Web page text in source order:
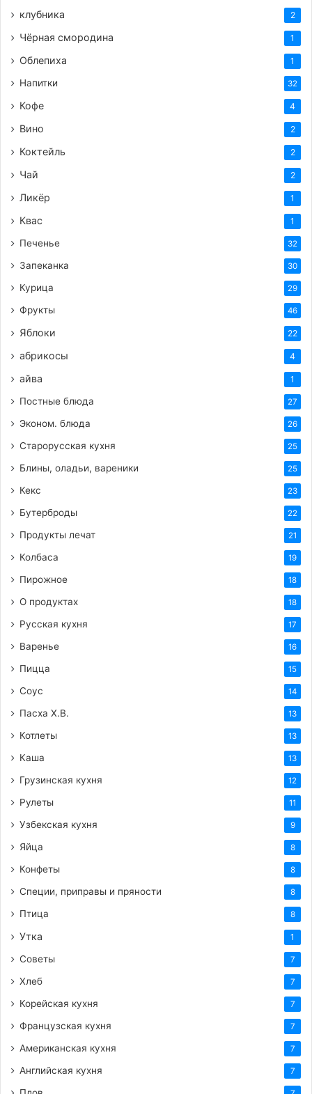
клубника 2
Чёрная смородина 1
Облепиха 1
Напитки 32
Кофе 4
Вино 2
Коктейль 2
Чай 2
Ликёр 1
Квас 1
Печенье 32
Запеканка 30
Курица 29
Фрукты 46
Яблоки 22
абрикосы 4
айва 1
Постные блюда 27
Эконом. блюда 26
Старорусская кухня 25
Блины, оладьи, вареники 25
Кекс 23
Бутерброды 22
Продукты лечат 21
Колбаса 19
Пирожное 18
О продуктах 18
Русская кухня 17
Варенье 16
Пицца 15
Соус 14
Пасха Х.В. 13
Котлеты 13
Каша 13
Грузинская кухня 12
Рулеты 11
Узбекская кухня 9
Яйца 8
Конфеты 8
Специи, приправы и пряности 8
Птица 8
Утка 1
Советы 7
Хлеб 7
Корейская кухня 7
Французская кухня 7
Американская кухня 7
Английская кухня 7